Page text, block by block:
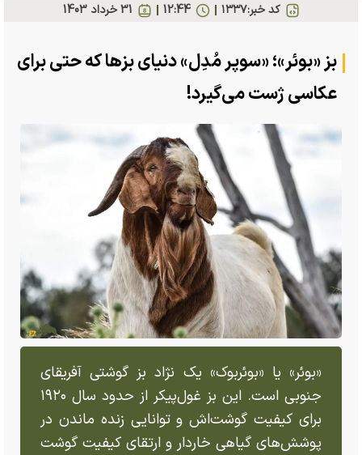
کد خبر:۱۳۳۷ 31 خرداد 1403 12:44
بز «بوئر»؛ «سوپر مُدِل» دنیای بز‌ها که حتی برای
عکاسی ژست می‌گیرد!
«بوئر» یا «بوئربوک» یک نژاد بز گوشتی آفریقای
جنوبی است. این بز غول‌پیکر از حدود سال ۱۹۲۰
برای کیفیت گوشت‌اش و توانایی زنده ماندن در
پوشش‌های گیاهی خاردار و ارتقای کیفیت گوشت